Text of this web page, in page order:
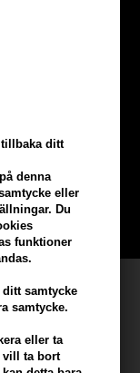
ditt
denna
eller
Du
funktioner
samtycke
samtycke.
eller ta
vill ta bort
när du handlar